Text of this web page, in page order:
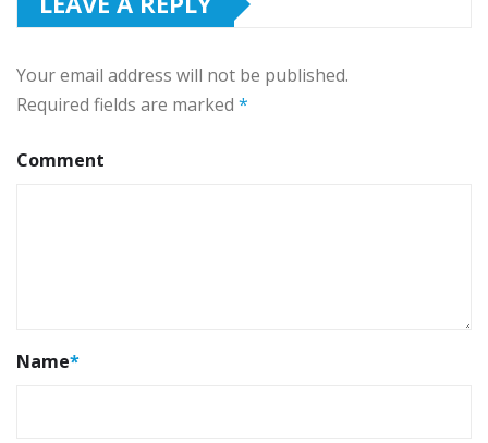
Your email address will not be published.
Required fields are marked *
Comment
Name*